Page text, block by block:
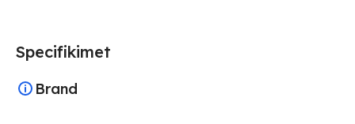
Specifikimet
Brand